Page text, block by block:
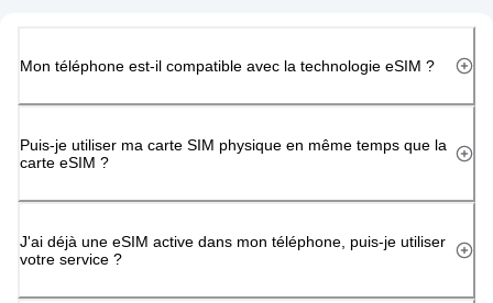
Mon téléphone est-il compatible avec la technologie eSIM ?
Puis-je utiliser ma carte SIM physique en même temps que la
carte eSIM ?
J'ai déjà une eSIM active dans mon téléphone, puis-je utiliser
votre service ?